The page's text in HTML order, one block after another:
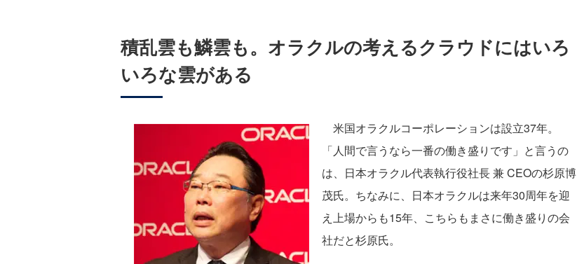
積乱雲も鱗雲も。オラクルの考えるクラウドにはいろ
いろな雲がある
米国オラクルコーポレーションは設立37年。
「人間で言うなら一番の働き盛りです」と言うの
は、日本オラクル代表執行役社長 兼 CEOの杉原博
茂氏。ちなみに、日本オラクルは来年30周年を迎
え上場からも15年、こちらもまさに働き盛りの会
社だと杉原氏。